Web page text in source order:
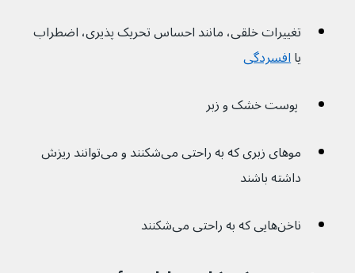
تغییرات خلقی، مانند احساس تحریک پذیری، اضطراب
یا افسردگی
پوست خشک و زبر
موهای زبری که به راحتی می‌شکنند و می‌توانند ریزش
داشته باشند
ناخن‌هایی که به راحتی می‌شکنند